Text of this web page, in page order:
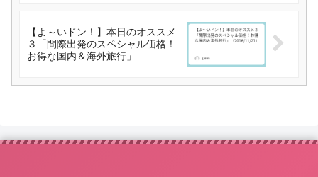
【よ～いドン！】本日のオススメ
３「間際出発のスペシャル価格！
お得な国内＆海外旅行」